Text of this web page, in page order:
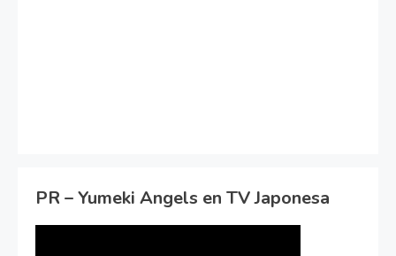
PR – Yumeki Angels en TV Japonesa